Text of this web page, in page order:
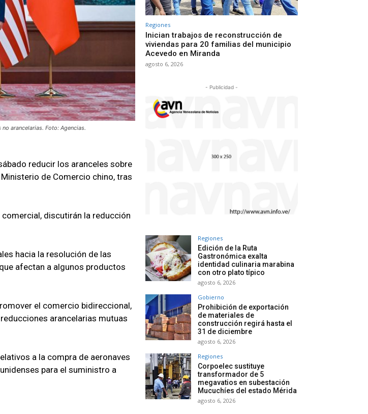
arancelarias. Foto: Agencias.
reducir los aranceles sobre
de Comercio chino, tras
discutirán la reducción
hacia la resolución de las
afectan a algunos productos
el comercio bidireccional,
arancelarias mutuas
a la compra de aeronaves
para el suministro a
Regiones
Inician trabajos de reconstrucción de
viviendas para 20 familias del municipio
Acevedo en Miranda
agosto 6, 2026
- Publicidad -
Regiones
Edición de la Ruta
Gastronómica exalta
identidad culinaria marabina
con otro plato típico
agosto 6, 2026
Gobierno
Prohibición de exportación
de materiales de
construcción regirá hasta el
31 de diciembre
agosto 6, 2026
Regiones
Corpoelec sustituye
transformador de 5
megavatios en subestación
Mucuchíes del estado Mérida
agosto 6, 2026